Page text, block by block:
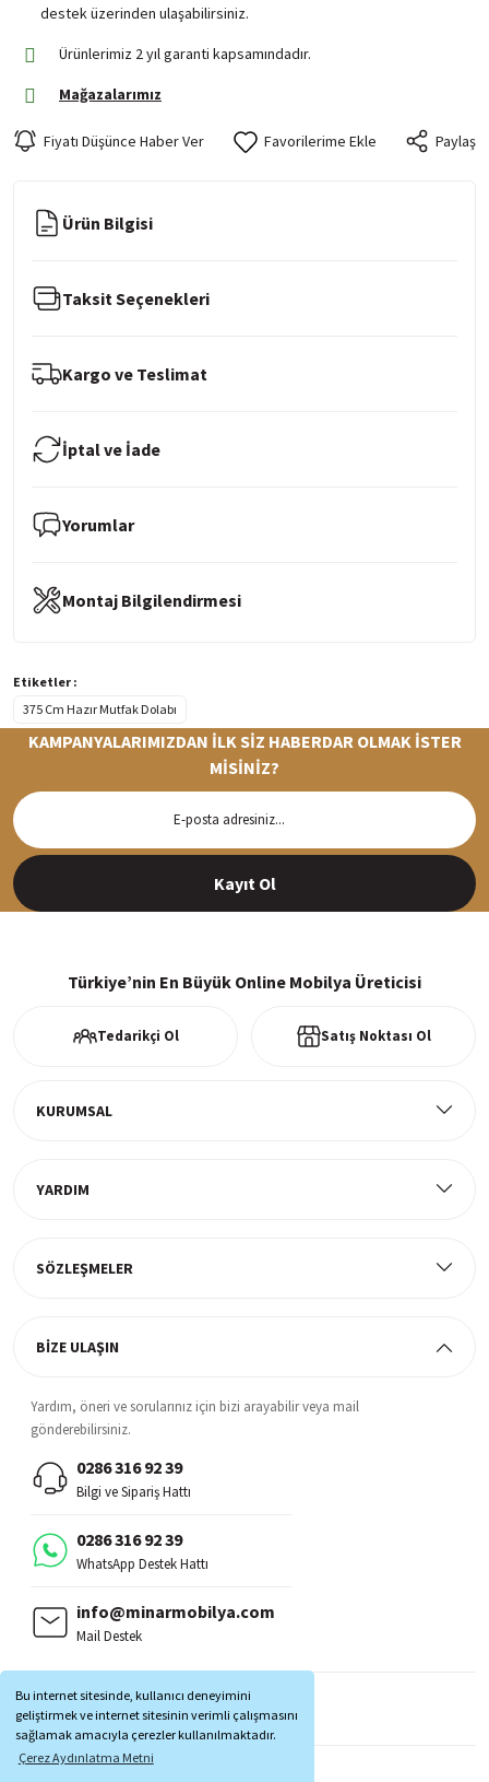
Bu internet sitesinde, kullanıcı deneyimini
geliştirmek ve internet sitesinin verimli çalışmasını
sağlamak amacıyla çerezler kullanılmaktadır.
Çerez Aydınlatma Metni
destek üzerinden ulaşabilirsiniz.
Ürünlerimiz 2 yıl garanti kapsamındadır.
Mağazalarımız
Fiyatı Düşünce Haber Ver Paylaş
Ürün Bilgisi
Taksit Seçenekleri
Kargo ve Teslimat
İptal ve İade
Yorumlar
Montaj Bilgilendirmesi
Etiketler :
375 Cm Hazır Mutfak Dolabı
Siparişleriniz en kısa sürede hazırlanarak kargoya verilir
KAMPANYALARIMIZDAN İLK SİZ HABERDAR OLMAK İSTER
MİSİNİZ?
Kayıt Ol
Türkiye’nin En Büyük Online Mobilya Üreticisi
Tedarikçi Ol Satış Noktası Ol
KURUMSAL
YARDIM
SÖZLEŞMELER
BİZE ULAŞIN
Yardım, öneri ve sorularınız için bizi arayabilir veya mail
gönderebilirsiniz.
0286 316 92 39
Bilgi ve Sipariş Hattı
0286 316 92 39
WhatsApp Destek Hattı
info@minarmobilya.com
Mail Destek
MOBİL UYGULAMALAR: